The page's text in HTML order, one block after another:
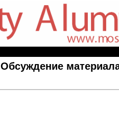
Обсуждение